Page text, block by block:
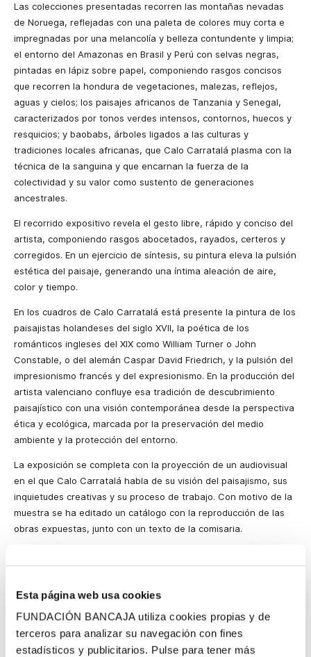
Esta página web usa cookies
FUNDACIÓN BANCAJA utiliza cookies propias y de
terceros para analizar su navegación con fines
estadísticos y publicitarios. Pulse para tener más
Las colecciones presentadas recorren las montañas nevadas
de Noruega, reflejadas con una paleta de colores muy corta e
impregnadas por una melancolía y belleza contundente y limpia;
el entorno del Amazonas en Brasil y Perú con selvas negras,
pintadas en lápiz sobre papel, componiendo rasgos concisos
que recorren la hondura de vegetaciones, malezas, reflejos,
aguas y cielos; los paisajes africanos de Tanzania y Senegal,
caracterizados por tonos verdes intensos, contornos, huecos y
resquicios; y baobabs, árboles ligados a las culturas y
tradiciones locales africanas, que Calo Carratalá plasma con la
técnica de la sanguina y que encarnan la fuerza de la
colectividad y su valor como sustento de generaciones
ancestrales.
El recorrido expositivo revela el gesto libre, rápido y conciso del
artista, componiendo rasgos abocetados, rayados, certeros y
corregidos. En un ejercicio de síntesis, su pintura eleva la pulsión
estética del paisaje, generando una íntima aleación de aire,
color y tiempo.
En los cuadros de Calo Carratalá está presente la pintura de los
paisajistas holandeses del siglo XVII, la poética de los
románticos ingleses del XIX como William Turner o John
Constable, o del alemán Caspar David Friedrich, y la pulsión del
impresionismo francés y del expresionismo. En la producción del
artista valenciano confluye esa tradición de descubrimiento
paisajístico con una visión contemporánea desde la perspectiva
ética y ecológica, marcada por la preservación del medio
ambiente y la protección del entorno.
La exposición se completa con la proyección de un audiovisual
en el que Calo Carratalá habla de su visión del paisajismo, sus
inquietudes creativas y su proceso de trabajo. Con motivo de la
muestra se ha editado un catálogo con la reproducción de las
obras expuestas, junto con un texto de la comisaria.
Bancaja en Valencia (Plaza Tetuán, 23) del 10 de abril al 7 de
MÁS INFORMACIÓN
El tránsito del viaje a la obra